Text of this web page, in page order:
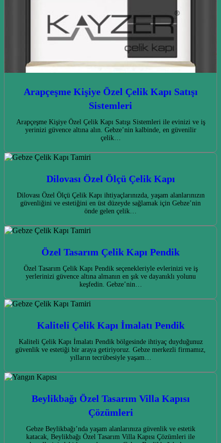
Arapçeşme Kişiye Özel Çelik Kapı Satışı
Sistemleri
Arapçeşme Kişiye Özel Çelik Kapı Satışı Sistemleri ile evinizi ve iş
yerinizi güvence altına alın. Gebze’nin kalbinde, en güvenilir
çelik…
Dilovası Özel Ölçü Çelik Kapı
Dilovası Özel Ölçü Çelik Kapı ihtiyaçlarınızda, yaşam alanlarınızın
güvenliğini ve estetiğini en üst düzeyde sağlamak için Gebze’nin
önde gelen çelik…
Özel Tasarım Çelik Kapı Pendik
Özel Tasarım Çelik Kapı Pendik seçenekleriyle evlerinizi ve iş
yerlerinizi güvence altına almanın en şık ve dayanıklı yolunu
keşfedin. Gebze’nin…
Kaliteli Çelik Kapı İmalatı Pendik
Kaliteli Çelik Kapı İmalatı Pendik bölgesinde ihtiyaç duyduğunuz
güvenlik ve estetiği bir araya getiriyoruz. Gebze merkezli firmamız,
yılların tecrübesiyle yaşam…
Beylikbağı Özel Tasarım Villa Kapısı
Çözümleri
Gebze Beylikbağı’nda yaşam alanlarınıza güvenlik ve estetik
katacak, Beylikbağı Özel Tasarım Villa Kapısı Çözümleri ile